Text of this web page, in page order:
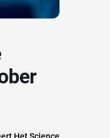
Het Science